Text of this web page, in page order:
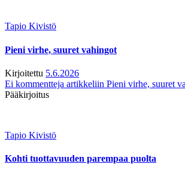
Tapio Kivistö
Pieni virhe, suuret vahingot
Kirjoitettu 5.6.2026
Ei kommentteja artikkeliin Pieni virhe, suuret
Pääkirjoitus
Tapio Kivistö
Kohti tuottavuuden parempaa puolta